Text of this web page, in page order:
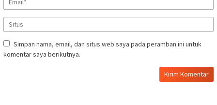
Simpan nama, email, dan situs web saya pada peramban ini untuk
komentar saya berikutnya.